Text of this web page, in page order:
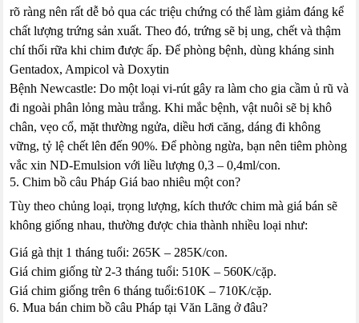
rõ ràng nên rất dễ bỏ qua các triệu chứng có thể làm giảm đáng kể
chất lượng trứng sản xuất. Theo đó, trứng sẽ bị ung, chết và thậm
chí thối rữa khi chim được ấp. Để phòng bệnh, dùng kháng sinh
Gentadox, Ampicol và Doxytin
Bệnh Newcastle: Do một loại vi-rút gây ra làm cho gia cầm ủ rũ và
đi ngoài phân lỏng màu trắng. Khi mắc bệnh, vật nuôi sẽ bị khô
chân, vẹo cổ, mặt thường ngửa, diều hơi căng, dáng đi không
vững, tỷ lệ chết lên đến 90%. Để phòng ngừa, bạn nên tiêm phòng
vắc xin ND-Emulsion với liều lượng 0,3 – 0,4ml/con.
5. Chim bồ câu Pháp Giá bao nhiêu một con?
Tùy theo chủng loại, trọng lượng, kích thước chim mà giá bán sẽ
không giống nhau, thường được chia thành nhiều loại như:
Giá gà thịt 1 tháng tuổi: 265K – 285K/con.
Giá chim giống từ 2-3 tháng tuổi: 510K – 560K/cặp.
Giá chim giống trên 6 tháng tuổi:610K – 710K/cặp.
6. Mua bán chim bồ câu Pháp tại Văn Lãng ở đâu?